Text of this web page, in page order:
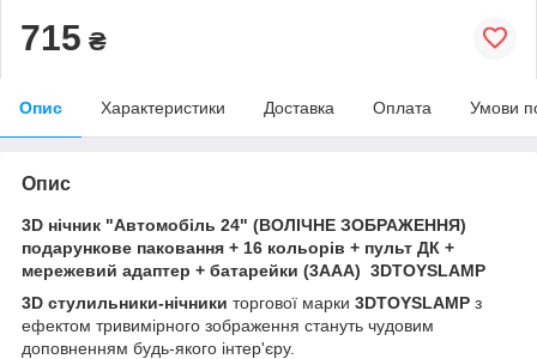
715 ₴
Опис Характеристики Доставка Оплата Умови
Опис
3D нічник "Автомобіль 24" (ВОЛІЧНЕ ЗОБРАЖЕННЯ)
подарункове паковання + 16 кольорів + пульт ДК +
мережевий адаптер + батарейки (3ААА) 3DTOYSLAMP
3D стулильники-нічники торгової марки 3DTOYSLAMP з
ефектом тривимірного зображення стануть чудовим
доповненням будь-якого інтер'єру.